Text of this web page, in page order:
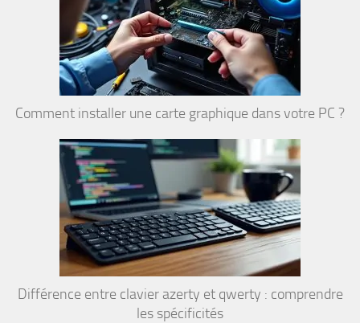
Comment installer une carte graphique dans votre PC ?
Différence entre clavier azerty et qwerty : comprendre
les spécificités